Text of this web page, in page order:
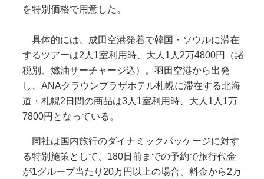
を特別価格で用意した。
具体的には、成田空港発着で韓国・ソウルに滞在
するツアーは2人1室利用時、大人1人2万4800円（諸
税別、燃油サーチャージ込）。羽田空港から出発
し、ANAクラウンプラザホテル札幌に滞在する北海
道・札幌2日間の商品は3人1室利用時、大人1人1万
7800円となっている。
同社は国内旅行のダイナミックパッケージに対す
る特別施策として、180日前までの予約で旅行代金
が1グループ当たり20万円以上の場合、料金から2万